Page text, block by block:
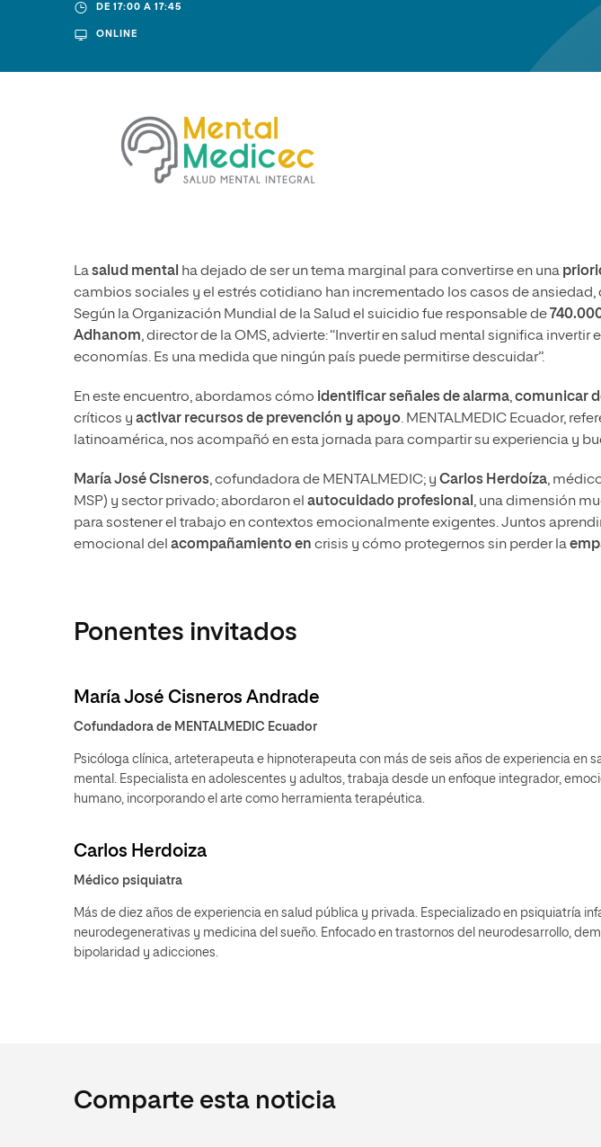
Acceso
mayores
Diseño
Ciencias de la Salud
Artes
Música
Ingeniería y Tecnología
Diseño
Humanidades
Artes
Funcionamiento
DE 17:00 A 17:45
ONLINE
Lasalud mental ha dejado de ser un tema marginal para convertirse en una
cambios sociales y el estrés cotidiano han incrementado los casos de
Según la Organización Mundial de la Salud el suicidio fue responsable de
Adhanom, director de la OMS, advierte: “Invertir en salud mental significa invertir
economías. Es una medida que ningún país puede permitirse descuidar”.
En este encuentro, abordamos cómo identificar señales de alarma,comunicar
críticos y activar recursos de prevención y apoyo. MENTALMEDIC Ecuador,
latinoamérica, nos acompañó en esta jornada para compartir su experiencia y
María José Cisneros, cofundadora de MENTALMEDIC; y Carlos Herdoíza,
MSP) y sector privado; abordaron el autocuidado profesional , una dimensión
para sostener el trabajo en contextos emocionalmente exigentes. Juntos
emocional del acompañamiento en crisis y cómo protegernos sin perder la
Ponentes invitados
María José Cisneros Andrade
Cofundadora de MENTALMEDIC Ecuador
Psicóloga clínica, arteterapeuta e hipnoterapeuta con más de seis años de experiencia en
mental. Especialista en adolescentes y adultos, trabaja desde un enfoque integrador,
humano, incorporando el arte como herramienta terapéutica.
Carlos Herdoiza
Médico psiquiatra
Más de diez años de experiencia en salud pública y privada. Especializado en psiquiatría
neurodegenerativas y medicina del sueño. Enfocado en trastornos del neurodesarrollo,
bipolaridad y adicciones.
Comparte esta noticia